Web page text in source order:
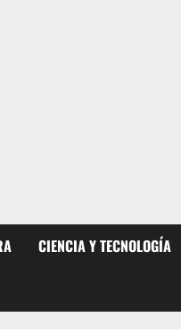
CIENCIA Y TECNOLOGÍA